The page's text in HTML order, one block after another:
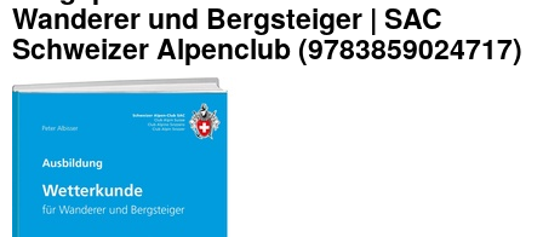
Wanderer und Bergsteiger | SAC
Schweizer Alpenclub (9783859024717)